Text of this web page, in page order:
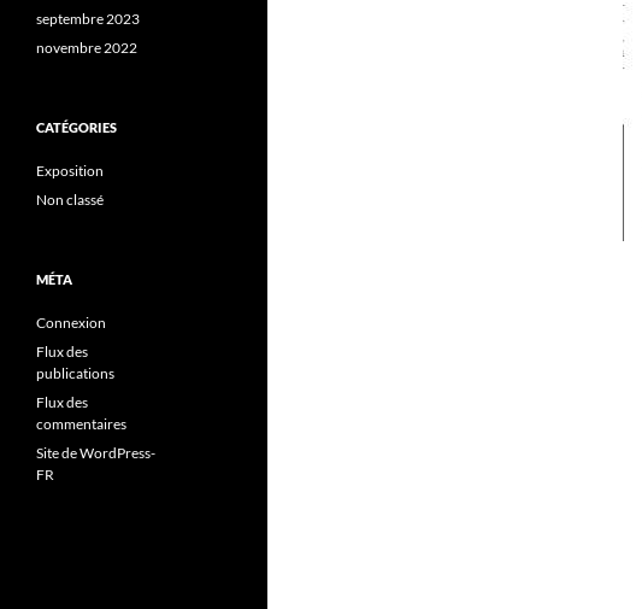
septembre 2023
novembre 2022
CATÉGORIES
Exposition
Non classé
MÉTA
Connexion
Flux des
publications
Flux des
commentaires
Site de WordPress-
FR